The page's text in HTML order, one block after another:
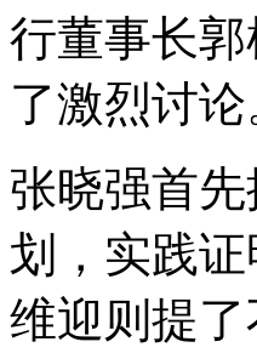
行董事长郭
了激烈讨论
张晓强首
划，实践
维迎则提